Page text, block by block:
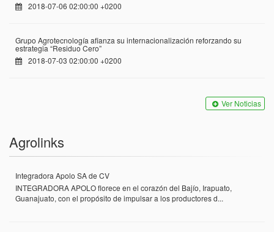
2018-07-06 02:00:00 +0200
Grupo Agrotecnología afianza su internacionalización reforzando su
estrategia “Residuo Cero”
2018-07-03 02:00:00 +0200
Ver Noticias
Agrolinks
Integradora Apolo SA de CV
INTEGRADORA APOLO florece en el corazón del Bajío, Irapuato,
Guanajuato, con el propósito de impulsar a los productores d...